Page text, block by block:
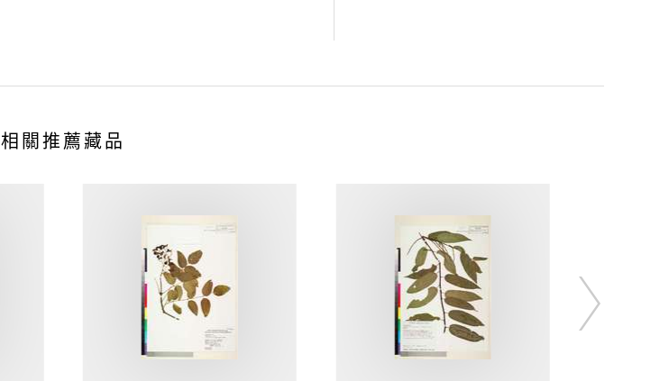
相關推薦藏品